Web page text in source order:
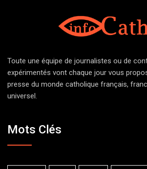
Toute une équipe de journalistes ou de
expérimentés vont chaque jour vous
presse du monde catholique français,
universel.
Mots Clés